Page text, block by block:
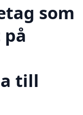
som
till